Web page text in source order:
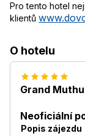
Pro tento hotel
klientů
O hotelu
Grand
Neoficiální
Popis zájezdu